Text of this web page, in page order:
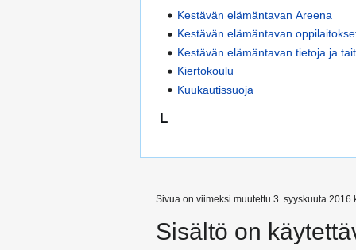
Kestävän elämäntavan Areena
Kestävän elämäntavan
Kestävän elämäntavan tietoja ja
Kiertokoulu
Kuukautissuoja
L
Sivua on viimeksi muutettu 3. syyskuuta 2016
Sisältö on